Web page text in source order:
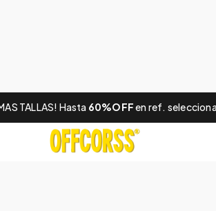
TALLAS! Hasta 60%OFFen ref.